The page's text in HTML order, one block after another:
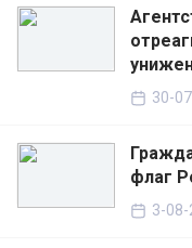
30-
флаг
3-08-